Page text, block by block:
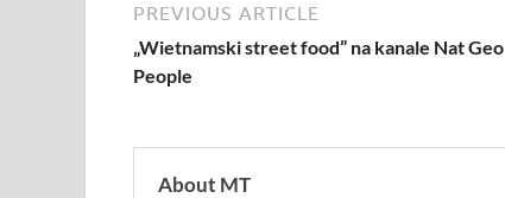
PREVIOUS ARTICLE
„Wietnamski street food” na kanale Nat Geo
People
About MT